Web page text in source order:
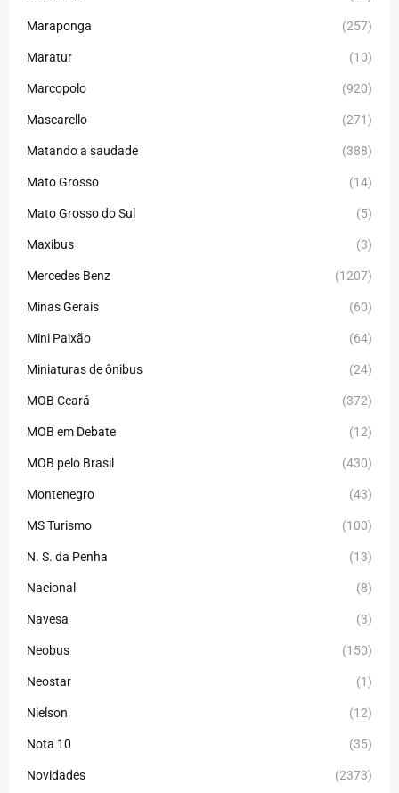
Maraponga (257)
Maratur (10)
Marcopolo (920)
Mascarello (271)
Matando a saudade (388)
Mato Grosso (14)
Mato Grosso do Sul (5)
Maxibus (3)
Mercedes Benz (1207)
Minas Gerais (60)
Mini Paixão (64)
Miniaturas de ônibus (24)
MOB Ceará (372)
MOB em Debate (12)
MOB pelo Brasil (430)
Montenegro (43)
MS Turismo (100)
N. S. da Penha (13)
Nacional (8)
Navesa (3)
Neobus (150)
Neostar (1)
Nielson (12)
Nota 10 (35)
Novidades (2373)